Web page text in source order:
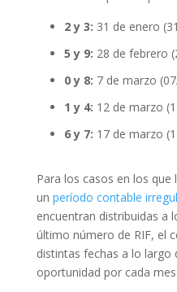
2 y 3: 31 de enero
5 y 9: 28 de febrero
0 y 8: 7 de marzo
1 y 4: 12 de marzo
6 y 7: 17 de marzo
Para los casos en los
un período contable
encuentran distribuidas a
último número de RIF, el
distintas fechas a lo largo
oportunidad por cada mes: